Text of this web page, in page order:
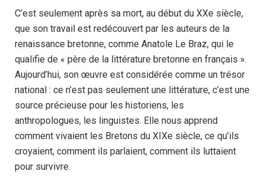
C’est seulement après sa mort, au début du XXe siècle,
que son travail est redécouvert par les auteurs de la
renaissance bretonne, comme Anatole Le Braz, qui le
qualifie de « père de la littérature bretonne en français ».
Aujourd’hui, son œuvre est considérée comme un trésor
national : ce n’est pas seulement une littérature, c’est une
source précieuse pour les historiens, les
anthropologues, les linguistes. Elle nous apprend
comment vivaient les Bretons du XIXe siècle, ce qu’ils
croyaient, comment ils parlaient, comment ils luttaient
pour survivre.